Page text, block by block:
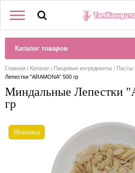
Каталог товаров
Главная Каталог Пищевые ингредиенты Пасты
Лепестки "ARAMONA" 500 гр
Миндальные Лепестки
гр
Новинка